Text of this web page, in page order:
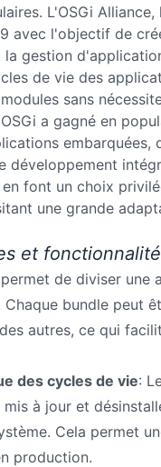
L'OSGi
avec l'objectif de
gestion
de vie des
sans
a gagné en
développement
font un choix
une grande
et
permet de diviser une
Chaque bundle peut
autres, ce qui
des cycles de vie:
mis à jour et
Cela permet
production.